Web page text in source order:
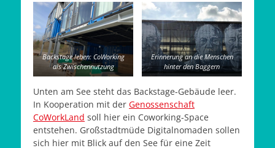
Backstage leben: CoWorking
als Zwischennutzung
Erinnerung an die Menschen
hinter den Baggern
Unten am See steht das Backstage-Gebäude leer.
In Kooperation mit der Genossenschaft
CoWorkLand soll hier ein Coworking-Space
entstehen. Großstadtmüde Digitalnomaden sollen
sich hier mit Blick auf den See für eine Zeit